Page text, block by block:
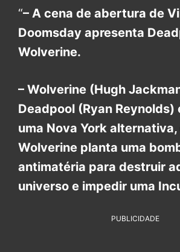
“– A cena de abertura de
Doomsday apresenta
Wolverine.
– Wolverine (Hugh
Deadpool (Ryan Reynolds)
uma Nova York alternativa,
Wolverine planta uma
antimatéria para destruir
universo e impedir uma
PUBLICIDADE